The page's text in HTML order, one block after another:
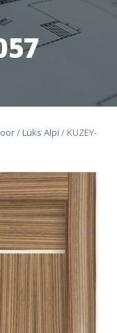
/Lüks Alpi / KUZEY-